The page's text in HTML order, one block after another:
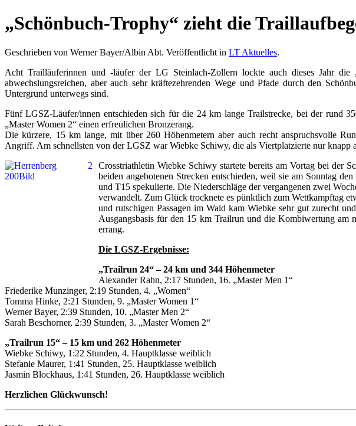
„Schönbuch-Trophy“ zieht die
Geschrieben von Werner Bayer/Albin Abt. Veröffentlicht in LT Aktuelles.
Acht Trailläuferinnen und -läufer der LG Steinlach-Zollern lockte auch dieses Jahr
abwechslungsreichen, aber auch sehr kräftezehrenden Wege und Pfade durch den
Untergrund unterwegs sind.
Fünf LGSZ-Läufer/innen entschieden sich für die 24 km lange Trailstrecke, bei der rund
„Master Women 2“ einen erfreulichen Bronzerang.
Die kürzere, 15 km lange, mit über 260 Höhenmetern aber auch recht anspruchsvolle
Angriff. Am schnellsten von der LGSZ war Wiebke Schiwy, die als Viertplatzierte nur knapp
Crosstriathletin Wiebke Schiwy startete bereits am Vortag bei der
beiden angebotenen Strecken entschieden, weil sie am Sonntag
und T15 spekulierte. Die Niederschläge der vergangenen zwei
verwandelt. Zum Glück trocknete es pünktlich zum Wettkampftag
und rutschigen Passagen im Wald kam Wiebke sehr gut zurecht
Ausgangsbasis für den 15 km Trailrun und die Kombiwertung am
errang.
Die LGSZ-Ergebnisse:
„Trailrun 24“ – 24 km und 344 Höhenmeter
Alexander Rahn, 2:17 Stunden, 16. „Master Men 1“
Friederike Munzinger, 2:19 Stunden, 4. „Women“
Tomma Hinke, 2:21 Stunden, 9. „Master Women 1“
Werner Bayer, 2:39 Stunden, 10. „Master Men 2“
Sarah Beschorner, 2:39 Stunden, 3. „Master Women 2“
„Trailrun 15“ – 15 km und 262 Höhenmeter
Wiebke Schiwy, 1:22 Stunden, 4. Hauptklasse weiblich
Stefanie Maurer, 1:41 Stunden, 25. Hauptklasse weiblich
Jasmin Blockhaus, 1:41 Stunden, 26. Hauptklasse weiblich
Herzlichen Glückwunsch!